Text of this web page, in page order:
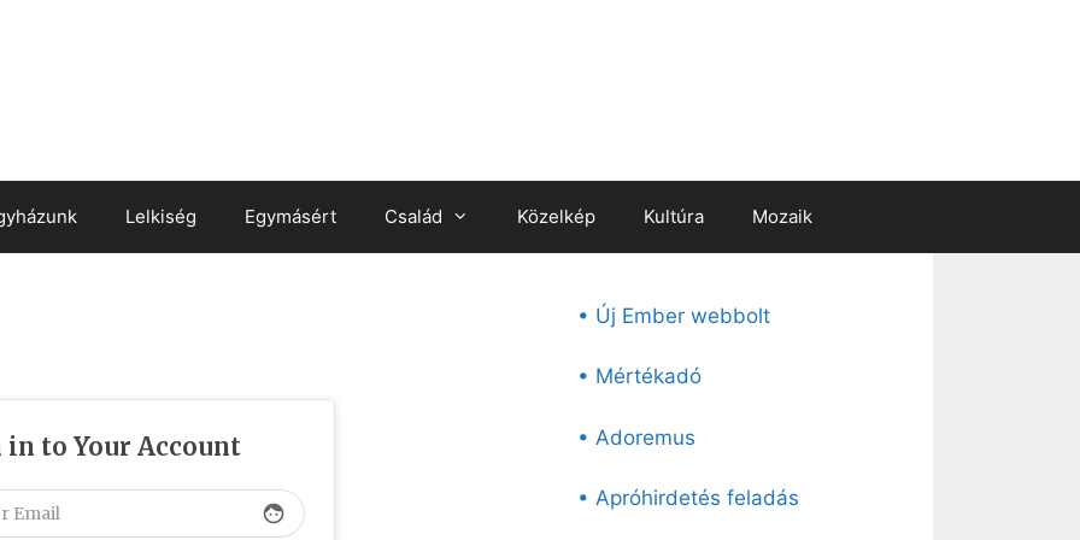
Lelkiség Egymásért Család Közelkép Kultúra Mozaik
in to Your Account
face
• Új Ember webbolt
• Mértékadó
• Adoremus
• Apróhirdetés feladás